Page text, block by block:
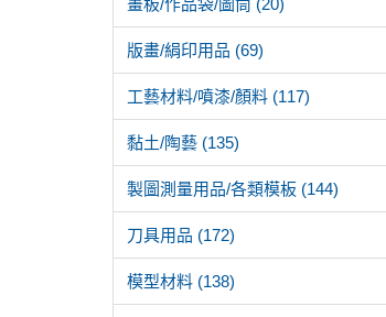
畫板/作品袋/圖筒 (20)
版畫/絹印用品 (69)
工藝材料/噴漆/顏料 (117)
黏土/陶藝 (135)
製圖測量用品/各類模板 (144)
刀具用品 (172)
模型材料 (138)